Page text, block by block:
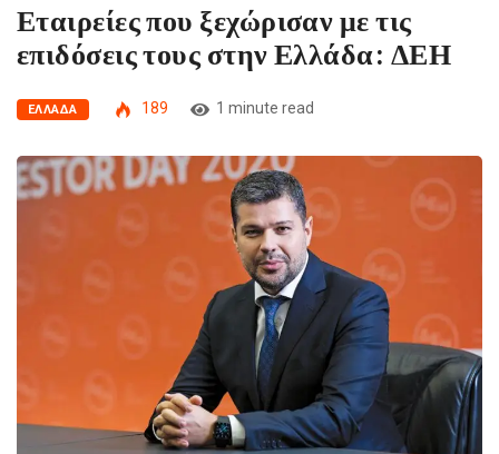
Εταιρείες που ξεχώρισαν με τις
επιδόσεις τους στην Ελλάδα: ΔΕΗ
ΕΛΛΆΔΑ 189 1 minute read